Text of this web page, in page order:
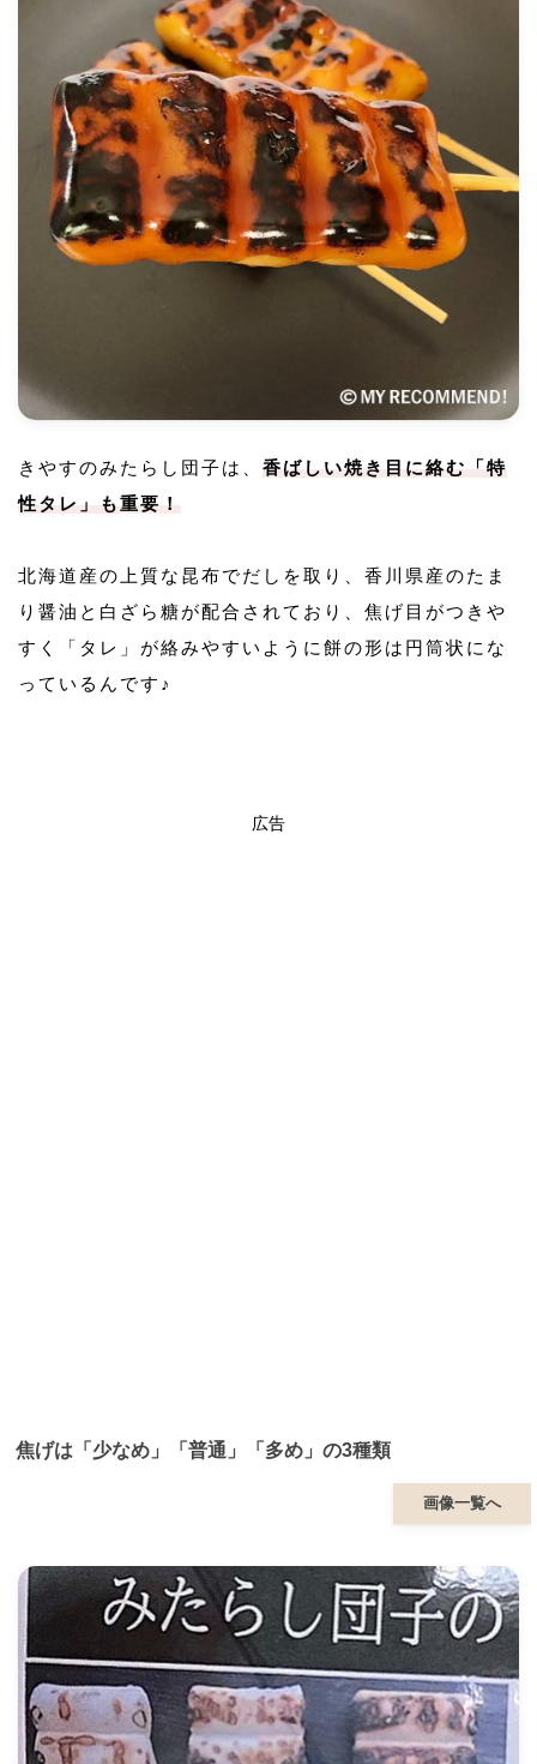
きやすのみたらし団子は、 香ばしい焼き目に絡む「特
性タレ」も重要！
北海道産の上質な昆布でだしを取り、香川県産のたま
り醤油と白ざら糖が配合されており、焦げ目がつきや
すく「タレ」が絡みやすいように餅の形は円筒状にな
っているんです♪
広告
焦げは「少なめ」「普通」「多め」の3種類
画像一覧へ